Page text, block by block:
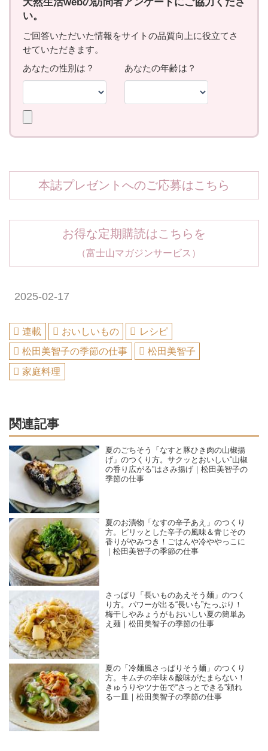
本誌プレゼントへのご応募はこちら
お得な定期購読はこちらを
（富士山マガジンサービス）
2025-02-17
連載 おいしいもの
レシピ
松田美智子の季節の仕事
松田美智子
家庭料理
関連記事
夏のごちそう「なすと豚ひき肉の山椒揚
げ」のつくり方。サクッとおいしい“山椒
の香り広がる”はさみ揚げ｜松田美智子の
季節の仕事
夏のお漬物「なすの辛子あえ」のつくり
方。ピリッとした辛子の風味＆青じその
香りがやみつき！ごはんや冷ややっこに
｜松田美智子の季節の仕事
さっぱり「長いものあえそう麺」のつく
り方。パワーが出る“長いも”たっぷり！
梅干しやみょうがもおいしい夏の簡単あ
え麺｜松田美智子の季節の仕事
夏の「冷麺風さっぱりそう麺」のつくり
方。キムチの辛味＆酸味がたまらない！
きゅうりやツナ缶で“さっとできる”頼れ
る一皿｜松田美智子の季節の仕事